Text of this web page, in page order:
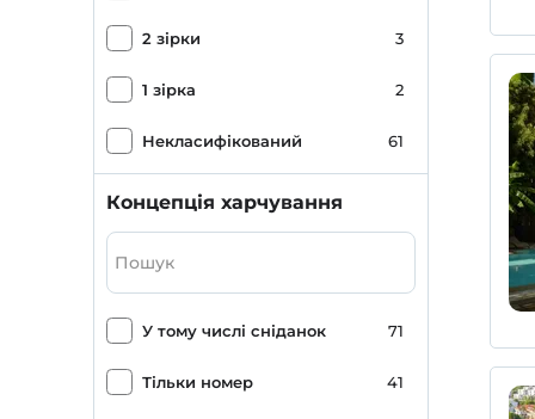
2 зірки 3
1 зірка 2
Некласифікований 61
Концепція харчування
У тому числі сніданок 71
Тільки номер 41